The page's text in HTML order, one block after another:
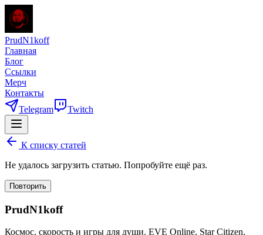
PrudN1koff
Главная
Блог
Ссылки
Мерч
Контакты
Telegram
Twitch
К списку статей
Не удалось загрузить статью. Попробуйте ещё раз.
Повторить
PrudN1koff
Космос, скорость и игры для души. EVE Online, Star Citizen,